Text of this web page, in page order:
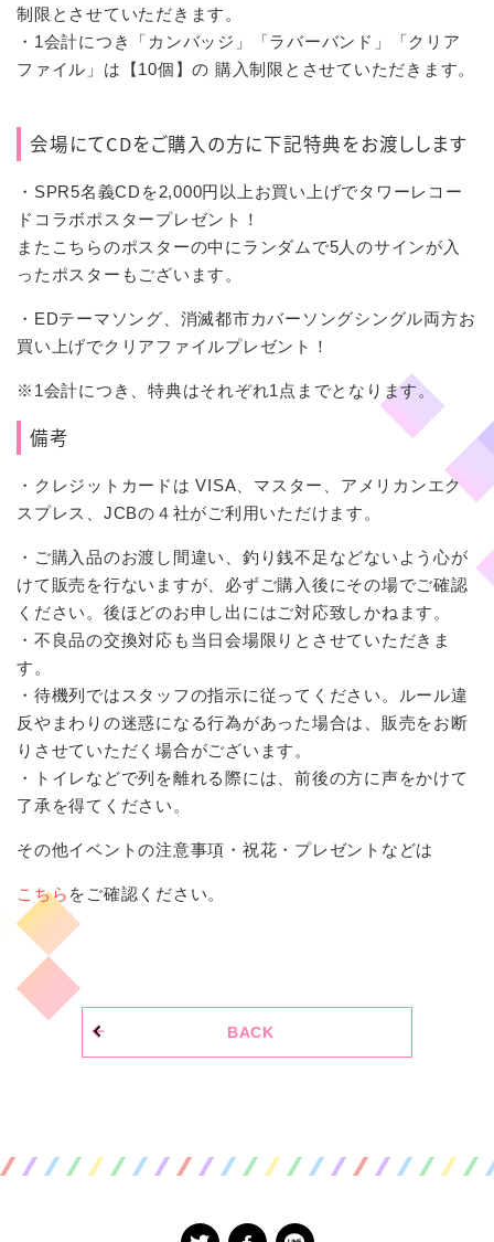
制限とさせていただきます。
・1会計につき「カンバッジ」「ラバーバンド」「 クリア
ファイル」は【10個】の 購入制限とさせていただきます。
会場にてCDをご購入の方に下記特典をお渡しします
・SPR5名義CDを2,000円以上お買い上げでタワーレコー
ドコラボポスタープレゼント！
またこちらのポスターの中にランダムで5人のサインが入
ったポスターもございます。
・EDテーマソング、消滅都市カバーソングシングル両方お
買い上げでクリアファイルプレゼント！
※1会計につき、特典はそれぞれ1点までとなります。
備考
・クレジットカードは VISA、マスター、アメリカンエク
スプレス、JCBの４社がご利用いただけます。
・ご購入品のお渡し間違い、釣り銭不足などないよう心が
けて販売を行ないますが、必ずご購入後にその場でご確認
ください。後ほどのお申し出にはご対応致しかねます。
・不良品の交換対応も当日会場限りとさせていただきま
す。
・待機列ではスタッフの指示に従ってください。ルール違
反やまわりの迷惑になる行為があった場合は、販売をお断
りさせていただく場合がございます。
・トイレなどで列を離れる際には、前後の方に声をかけて
了承を得てください。
その他イベントの注意事項・祝花・プレゼントなどは
こちら をご確認ください。
BACK